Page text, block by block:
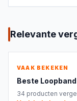
Relevante
VAAK BEKEKEN
Beste Loopband
34 producten